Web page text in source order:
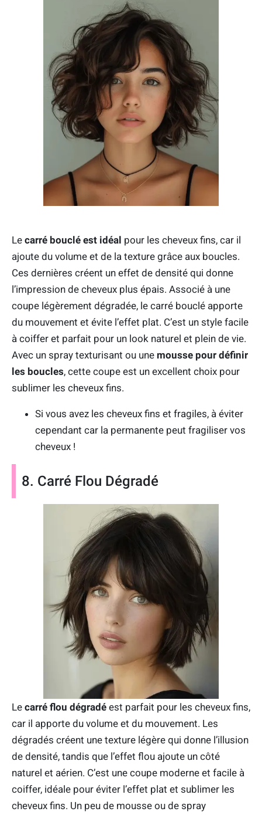
Le carré bouclé est idéal pour les cheveux fins, car il
ajoute du volume et de la texture grâce aux boucles.
Ces dernières créent un effet de densité qui donne
l’impression de cheveux plus épais. Associé à une
coupe légèrement dégradée, le carré bouclé apporte
du mouvement et évite l’effet plat. C’est un style facile
à coiffer et parfait pour un look naturel et plein de vie.
Avec un spray texturisant ou une mousse pour définir
les boucles, cette coupe est un excellent choix pour
sublimer les cheveux fins.
Si vous avez les cheveux fins et fragiles, à éviter
cependant car la permanente peut fragiliser vos
cheveux !
8. Carré Flou Dégradé
Le carré flou dégradé est parfait pour les cheveux fins,
car il apporte du volume et du mouvement. Les
dégradés créent une texture légère qui donne l’illusion
de densité, tandis que l’effet flou ajoute un côté
naturel et aérien. C’est une coupe moderne et facile à
coiffer, idéale pour éviter l’effet plat et sublimer les
cheveux fins. Un peu de mousse ou de spray